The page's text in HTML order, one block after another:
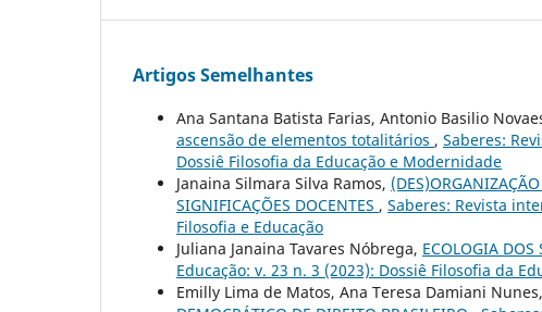
Artigos Semelhantes
Ana Santana Batista Farias, Antonio Basilio
ascensão de elementos totalitários , Saberes:
Dossiê Filosofia da Educação e Modernidade
Janaina Silmara Silva Ramos,
SIGNIFICAÇÕES DOCENTES , Saberes: Revista
Filosofia e Educação
Juliana Janaina Tavares Nóbrega, ECOLOGIA DOS
Educação: v. 23 n. 3 (2023): Dossiê Filosofia da
Emilly Lima de Matos, Ana Teresa Damiani Nunes,